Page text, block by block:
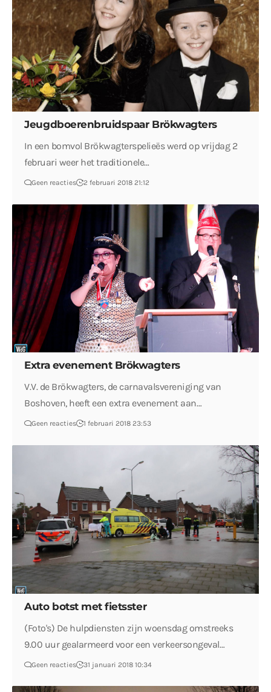
Jeugdboerenbruidspaar Brökwagters
In een bomvol Brökwagterspelieës werd op vrijdag 2
februari weer het traditionele…
Geen reacties 2 februari 2018 21:12
Extra evenement Brökwagters
V.V. de Brökwagters, de carnavalsvereniging van
Boshoven, heeft een extra evenement aan…
Geen reacties 1 februari 2018 23:53
Auto botst met fietsster
(Foto's) De hulpdiensten zijn woensdag omstreeks
9.00 uur gealarmeerd voor een verkeersongeval…
Geen reacties 31 januari 2018 10:34